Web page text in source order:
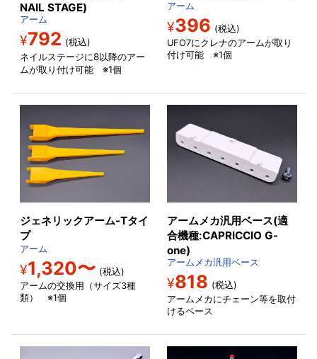
NAIL STAGE)
アーム
¥792 (税込)
ネイルステージに8以降のアー
ムが取り付け可能 ※1個
アーム
¥396 (税込)
UFO7にクレナのアームが取り
付け可能 ※1個
ジェネリックアーム-Tタイ
プ
アーム
¥1,320〜 (税込)
アームの交換用（サイズ3種
類） ※1個
アームメカ汎用ベース(適
合機種:CAPRICCIO G-
one)
アームメカ汎用ベース
¥818 (税込)
アームメカにチェーン等を取付
けるベース